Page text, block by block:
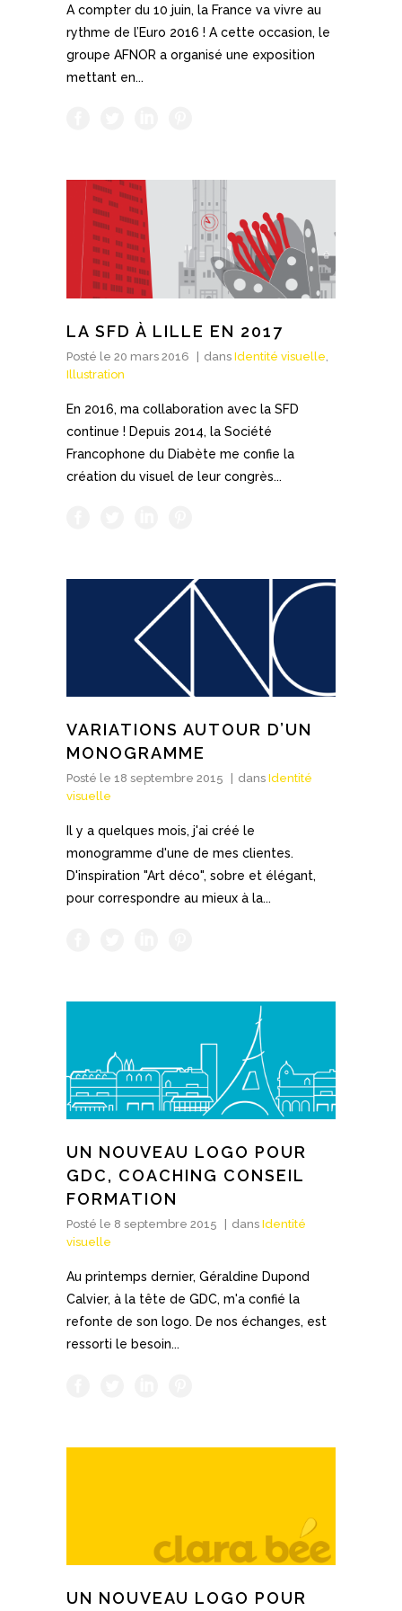
A compter du 10 juin, la France va vivre au
rythme de l’Euro 2016 ! A cette occasion, le
groupe AFNOR a organisé une exposition
mettant en...
LA SFD À LILLE EN 2017
Posté le 20 mars 2016 dans Identité visuelle
Illustration
En 2016, ma collaboration avec la SFD
continue ! Depuis 2014, la Société
Francophone du Diabète me confie la
création du visuel de leur congrès...
VARIATIONS AUTOUR D’UN
MONOGRAMME
Posté le 18 septembre 2015 dans Identité
visuelle
Il y a quelques mois, j'ai créé le
monogramme d'une de mes clientes.
D'inspiration "Art déco", sobre et élégant,
pour correspondre au mieux à la...
UN NOUVEAU LOGO POUR
GDC, COACHING CONSEIL
FORMATION
Posté le 8 septembre 2015 dans Identité
visuelle
Au printemps dernier, Géraldine Dupond
Calvier, à la tête de GDC, m'a confié la
refonte de son logo. De nos échanges, est
ressorti le besoin...
UN NOUVEAU LOGO POUR